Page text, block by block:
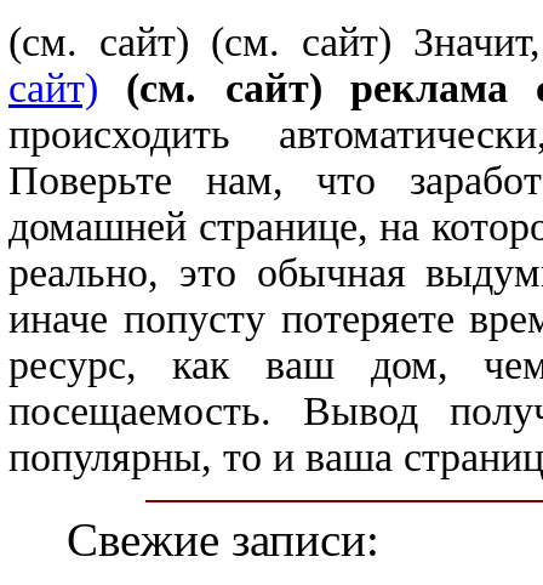
(см. сайт) (см. сайт)
сайт)
(см. сайт) реклама
происходить
Поверьте нам, что
домашней странице, на
реально, это обычная
иначе попусту потеряете
ресурс, как ваш дом,
посещаемость. Вывод
популярны, то и ваша
Свежие записи: